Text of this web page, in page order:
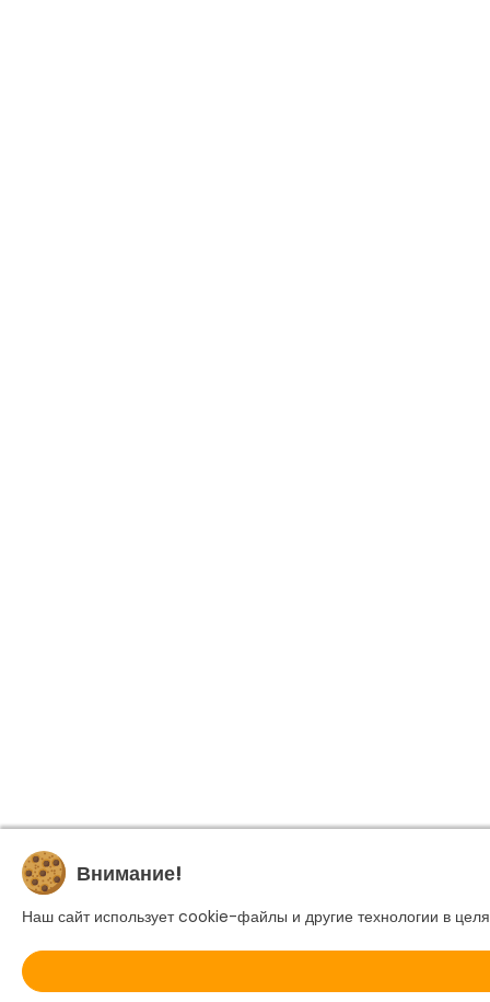
Внимание!
Наш сайт использует cookie-файлы и другие технологии в